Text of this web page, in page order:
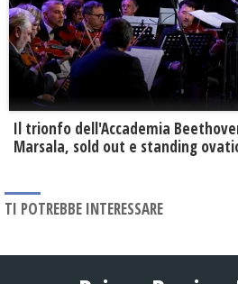
Il trionfo dell'Accademia
Marsala, sold out e standing
TI POTREBBE INTERESSARE